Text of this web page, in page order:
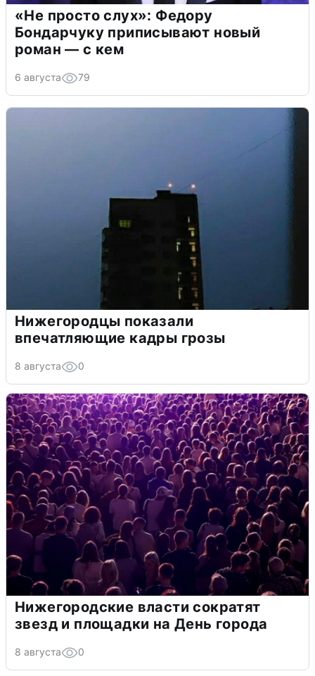
«Не просто слух»: Федору
Бондарчуку приписывают новый
роман — с кем
6 августа 79
Нижегородцы показали
впечатляющие кадры грозы
8 августа 0
Нижегородские власти сократят
звезд и площадки на День города
8 августа 0